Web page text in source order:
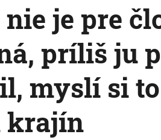
nie je pre
príliš ju
myslí si
krajín